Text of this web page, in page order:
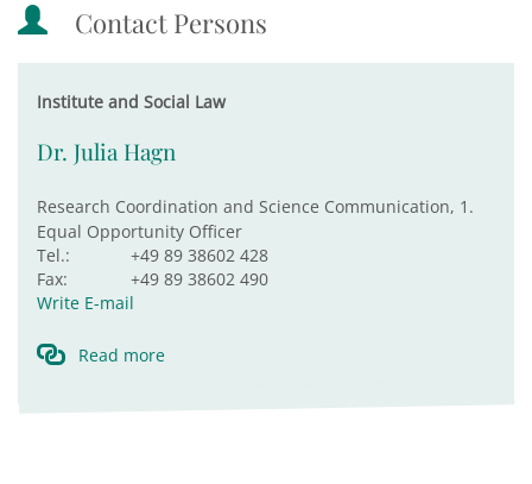
Contact Persons
Institute and Social Law
Dr. Julia Hagn
Research Coordination and Science Communication, 1.
Equal Opportunity Officer
Tel.:
+49 89 38602 428
Fax:
+49 89 38602 490
Write E-mail
Read more